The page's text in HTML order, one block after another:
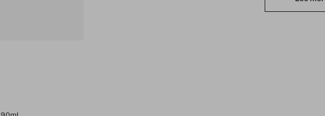
klissete, og gjør huden umiddelbart friskere og mer vital.